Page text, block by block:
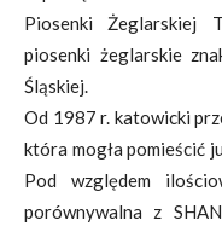
Piosenki Żeglarskiej
piosenki żeglarskie
Śląskiej.
Od 1987 r. katowicki
która mogła pomieścić
Pod względem
porównywalna z